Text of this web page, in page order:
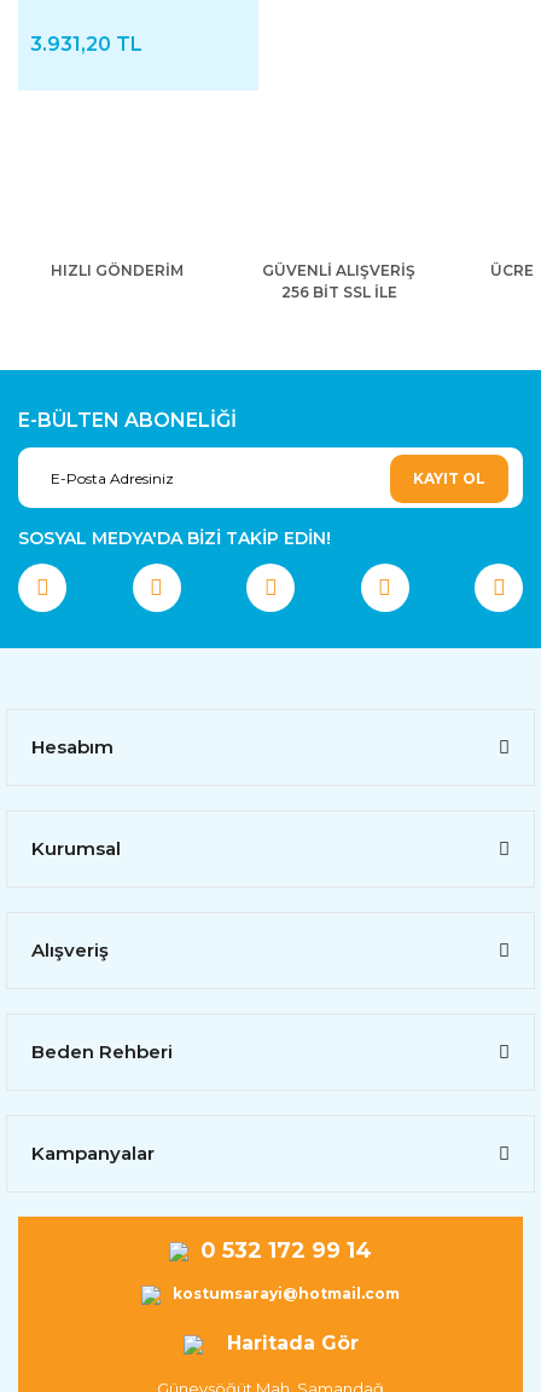
3.931,20 TL
HIZLI GÖNDERİM
GÜVENLİ ALIŞVERİŞ
256 BİT SSL İLE
E-BÜLTEN ABONELİĞİ
KAYIT OL
SOSYAL MEDYA'DA BİZİ TAKİP EDİN!
Hesabım
Kurumsal
Alışveriş
Beden Rehberi
Kampanyalar
0 532 172 99 14
kostumsarayi@hotmail.com
Haritada Gör